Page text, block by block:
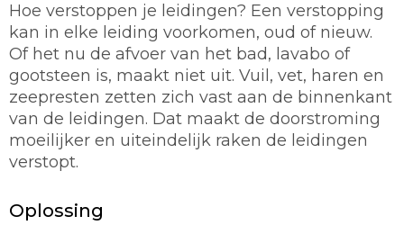
Hoe verstoppen je leidingen? Een verstopping
kan in elke leiding voorkomen, oud of nieuw.
Of het nu de afvoer van het bad, lavabo of
gootsteen is, maakt niet uit. Vuil, vet, haren en
zeepresten zetten zich vast aan de binnenkant
van de leidingen. Dat maakt de doorstroming
moeilijker en uiteindelijk raken de leidingen
verstopt.
Oplossing